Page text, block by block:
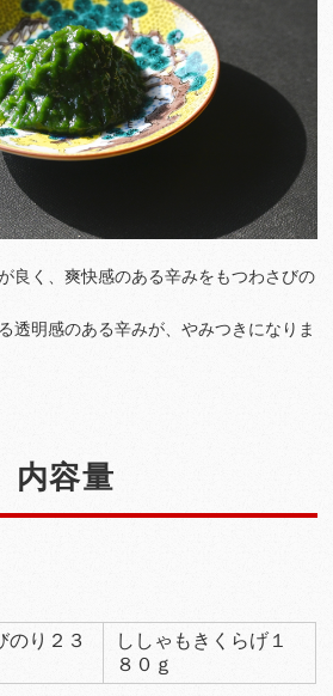
良く、爽快感のある辛みをもつわさびの
透明感のある辛みが、やみつきになりま
内容量
のり２３
ししゃもきくらげ１
８０ｇ